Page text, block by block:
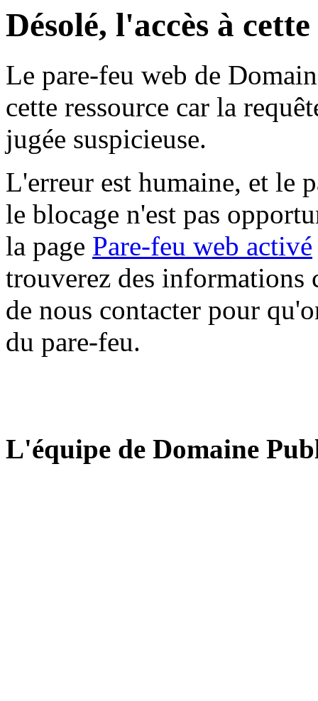
Désolé, l'accès à
Le pare-feu web de
cette ressource car la
jugée suspicieuse.
L'erreur est humaine, et le
le blocage n'est pas
la page Pare-feu web activé
trouverez des informations
de nous contacter pour
du pare-feu.
L'équipe de Domaine